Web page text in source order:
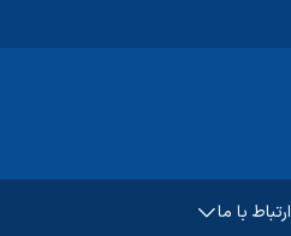
ارتباط با ما